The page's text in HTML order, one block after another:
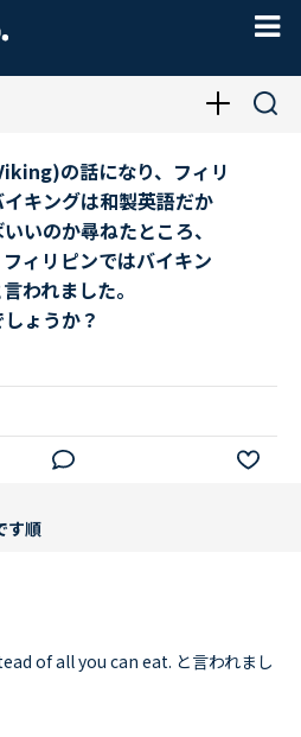
の話になり、フィリ
キングは和製英語だか
いのか尋ねたところ、
ィリピンではバイキン
われました。
ょうか？
す順
of all you can eat. と言われまし